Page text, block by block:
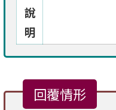
說
明
回覆情形